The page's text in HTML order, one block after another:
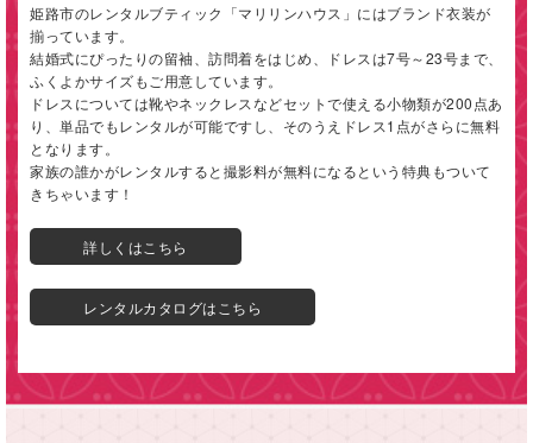
姫路市のレンタルブティック「マリリンハウス」にはブランド衣装が
揃っています。
結婚式にぴったりの留袖、訪問着をはじめ、ドレスは7号～23号まで、
ふくよかサイズもご用意しています。
ドレスについては靴やネックレスなどセットで使える小物類が200点あ
り、単品でもレンタルが可能ですし、そのうえドレス1点がさらに無料
となります。
家族の誰かがレンタルすると撮影料が無料になるという特典もついて
きちゃいます！
詳しくはこちら
レンタルカタログはこちら